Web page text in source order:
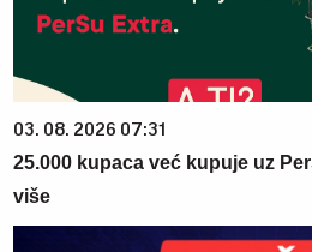
03. 08. 2026 07:31
25.000 kupaca već kupuje uz
više